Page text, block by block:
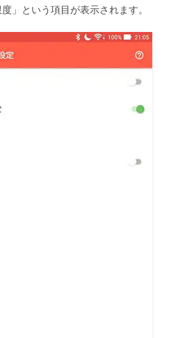
」という項目が表示されます。